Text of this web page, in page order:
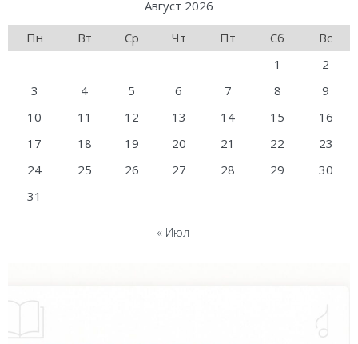
Август 2026
Пн
Вт Ср Чт Пт Сб
Вс
1
2
3
4 5 6 7 8
9
10
11 12 13 14 15
16
17
18 19 20 21 22
23
24
25 26 27 28 29
30
31
« Июл